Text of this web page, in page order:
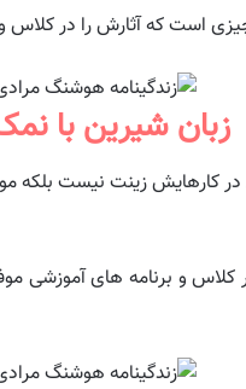
است که آثارش را در کلاس
زبان شیرین با
کارهایش زینت نیست بلکه
کلاس و برنامه های